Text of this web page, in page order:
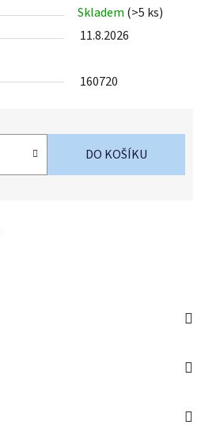
Skladem (>5 ks)
11.8.2026
160720
DO KOŠÍKU